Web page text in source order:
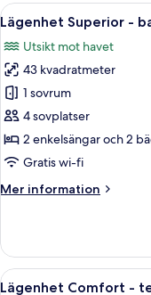
terrass
utsikt
mot
trädgården
Öppna
alla
foton
för
Lägenhet
Superior
-
balkong
havsutsikt
7
Lägenhet Superior -
Utsikt mot havet
43 kvadratmeter
1 sovrum
4 sovplatser
2 enkelsängar och 2
Gratis wi-fi
Mer information
Mer
Superior
balkong
Öppna
7
Lägenhet Comfort -